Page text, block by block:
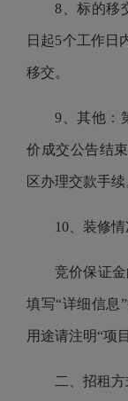
8、标的移
日起5个工作日
移交。
9、其他：
价成交公告结
区办理交款手续
10、装修
竞价保证
填写“详细信息
用途请注明“项
二、招租方